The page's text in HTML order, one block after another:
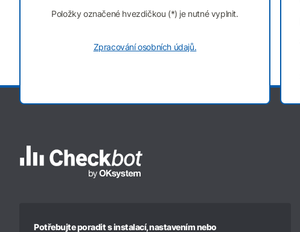
Položky označené hvezdičkou (*) je nutné vyplnit.
Zpracování osobních údajů.
Potřebujte poradit s instalací, nastavením nebo